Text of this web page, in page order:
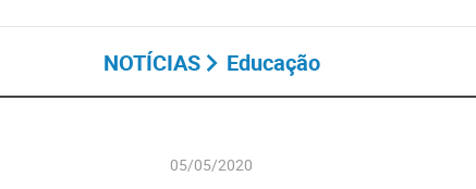
NOTÍCIAS Educação
05/05/2020